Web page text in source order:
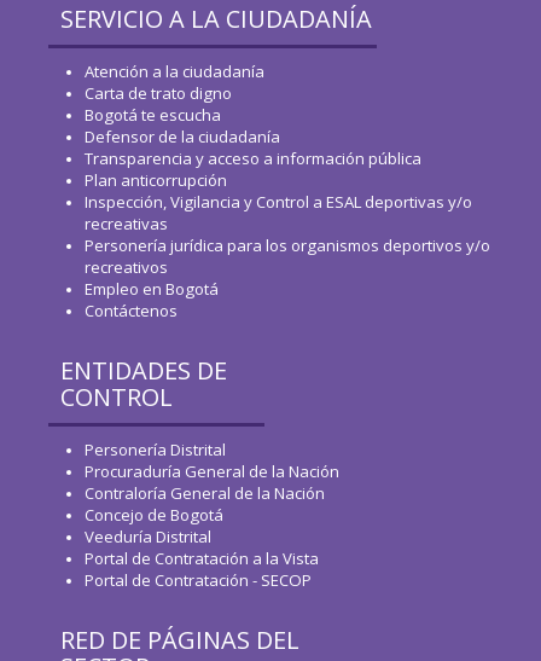
SERVICIO A LA CIUDADANÍA
Atención a la ciudadanía
Carta de trato digno
Bogotá te escucha
Defensor de la ciudadanía
Transparencia y acceso a información pública
Plan anticorrupción
Inspección, Vigilancia y Control a ESAL deportivas y/o
recreativas
Personería jurídica para los organismos deportivos y/o
recreativos
Empleo en Bogotá
Contáctenos
ENTIDADES DE
CONTROL
Personería Distrital
Procuraduría General de la Nación
Contraloría General de la Nación
Concejo de Bogotá
Veeduría Distrital
Portal de Contratación a la Vista
Portal de Contratación - SECOP
RED DE PÁGINAS DEL